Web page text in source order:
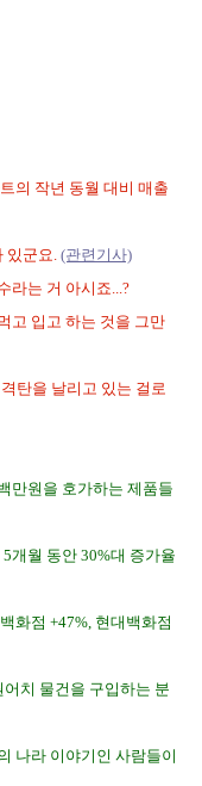
의 작년 동월 대비 매출
있군요. (관련기사)
라는 거 아시죠...?
고 입고 하는 것을 그만
탄을 날리고 있는 걸로
만원을 호가하는 제품들
개월 동안 30%대 증가율
화점 +47%, 현대백화점
치 물건을 구입하는 분
나라 이야기인 사람들이